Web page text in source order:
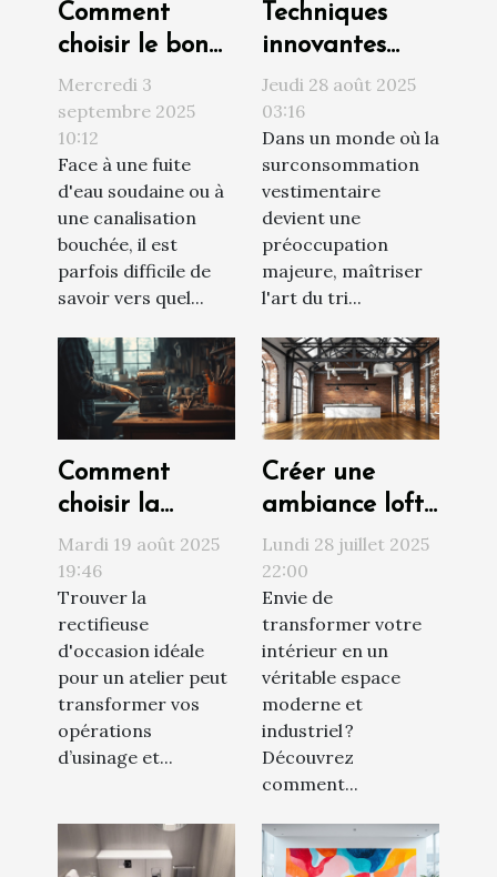
Comment
choisir le bon
service de
plomberie pour
vos urgences ?
Mercredi 3
septembre 2025
10:12
Face à une fuite
d'eau soudaine ou à
une canalisation
bouchée, il est
parfois difficile de
savoir vers quel...
Techniques
innovantes
pour un tri
efficace des
vêtements
Jeudi 28 août 2025
03:16
Dans un monde où la
surconsommation
vestimentaire
devient une
préoccupation
majeure, maîtriser
l'art du tri...
Comment
choisir la
meilleure
rectifieuse
d'occasion pour
votre atelier ?
Mardi 19 août 2025
19:46
Trouver la
rectifieuse
d'occasion idéale
pour un atelier peut
transformer vos
opérations
d’usinage et...
Créer une
ambiance loft :
matériaux et
couleurs clés
Lundi 28 juillet 2025
22:00
Envie de
transformer votre
intérieur en un
véritable espace
moderne et
industriel ?
Découvrez
comment...